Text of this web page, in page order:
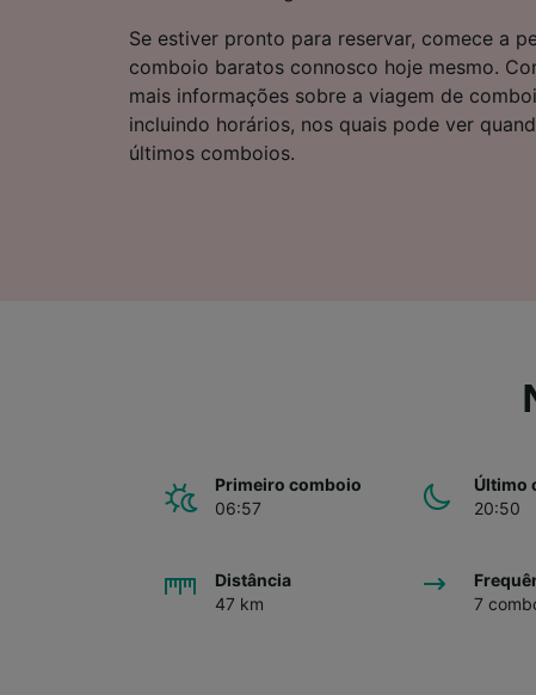
Se estiver pronto para reservar, comece a
comboio baratos connosco hoje mesmo.
mais informações sobre a viagem de
incluindo horários, nos quais pode ver
últimos comboios.
Primeiro comboio
06:57
Último
20:50
Distância
47 km
7